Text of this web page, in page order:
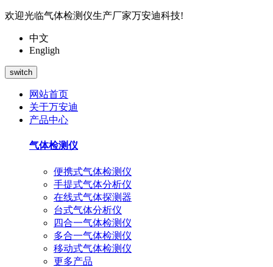
欢迎光临气体检测仪生产厂家万安迪科技!
中文
Engligh
switch
网站首页
关于万安迪
产品中心
气体检测仪
便携式气体检测仪
手提式气体分析仪
在线式气体探测器
台式气体分析仪
四合一气体检测仪
多合一气体检测仪
移动式气体检测仪
更多产品